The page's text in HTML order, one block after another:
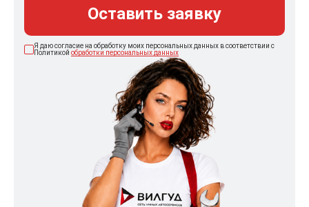
Оставить заявку
Я даю согласие на обработку моих персональных данных в соответствии с
Политикой обработки персональных данных